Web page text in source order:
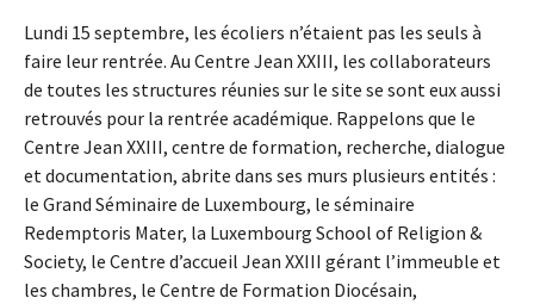
Lundi 15 septembre, les écoliers n’étaient pas les seuls à
faire leur rentrée. Au Centre Jean XXIII, les collaborateurs
de toutes les structures réunies sur le site se sont eux aussi
retrouvés pour la rentrée académique. Rappelons que le
Centre Jean XXIII, centre de formation, recherche, dialogue
et documentation, abrite dans ses murs plusieurs entités :
le Grand Séminaire de Luxembourg, le séminaire
Redemptoris Mater, la Luxembourg School of Religion &
Society, le Centre d’accueil Jean XXIII gérant l’immeuble et
les chambres, le Centre de Formation Diocésain,